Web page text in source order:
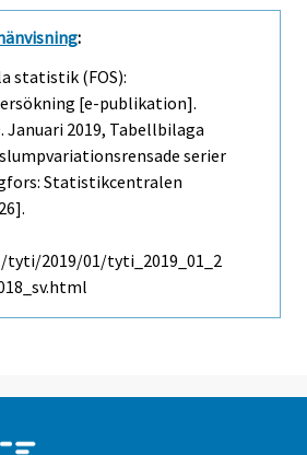
:
statistik (FOS):
[e-publikation].
Januari 2019, Tabellbilaga
serier
Statistikcentralen
2019/01/tyti_2019_01_2